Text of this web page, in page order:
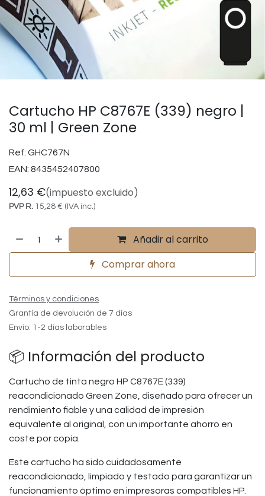
Cartucho HP C8767E (339) negro |
30 ml | Green Zone
Ref: GHC767N
EAN: 8435452407800
12,63 €(impuesto excluido)
PVP R. 15,28 € (IVA inc.)
Añadir al carrito
Comprar ahora
Términos y condiciones
Grantía de devolución de 7 días
Envío: 1-2 días laborables
📦 Información del producto
Cartucho de tinta negro HP C8767E (339)
reacondicionado Green Zone, diseñado para ofrecer un
rendimiento fiable y una calidad de impresión
equivalente al original, con un importante ahorro en
coste por copia.
Este cartucho ha sido cuidadosamente
reacondicionado, limpiado y testado para garantizar un
funcionamiento óptimo en impresoras compatibles HP.